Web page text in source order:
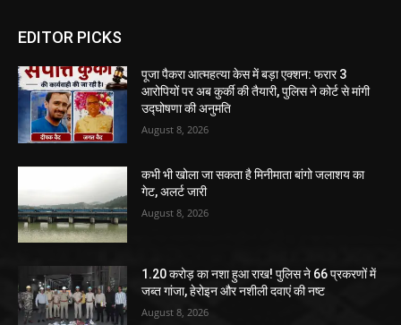
EDITOR PICKS
पूजा पैकरा आत्महत्या केस में बड़ा एक्शन: फरार 3
आरोपियों पर अब कुर्की की तैयारी, पुलिस ने कोर्ट से मांगी
उद्घोषणा की अनुमति
August 8, 2026
कभी भी खोला जा सकता है मिनीमाता बांगो जलाशय का
गेट, अलर्ट जारी
August 8, 2026
1.20 करोड़ का नशा हुआ राख! पुलिस ने 66 प्रकरणों में
जब्त गांजा, हेरोइन और नशीली दवाएं की नष्ट
August 8, 2026